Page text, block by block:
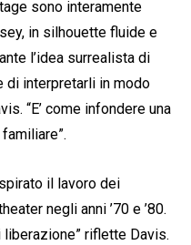
sono interamente
in silhouette fluide e
l’idea surrealista di
di interpretarli in modo
“E’ come infondere una
il lavoro dei
negli anni ’70 e ’80.
liberazione” riflette Davis.